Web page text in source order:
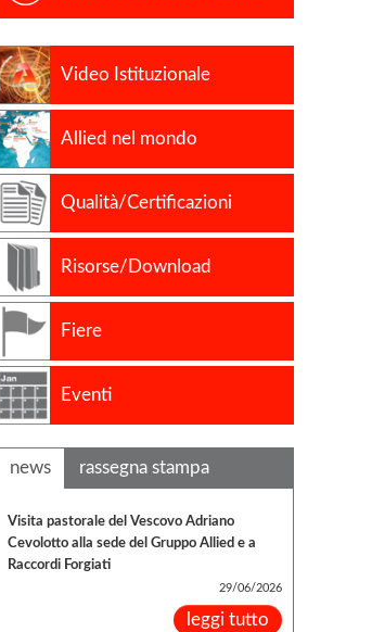
Video Istituzionale
Allied nel mondo
Qualità/Certificazioni
Risorse/Download
Fiere
Eventi
news rassegna stampa
Visita pastorale del Vescovo Adriano
Cevolotto alla sede del Gruppo Allied e a
Raccordi Forgiati
29/06/2026
leggi tutto